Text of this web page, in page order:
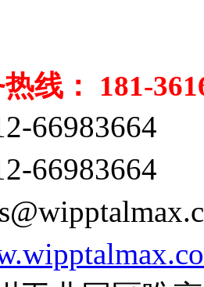
线： 181-
66983664
66983664